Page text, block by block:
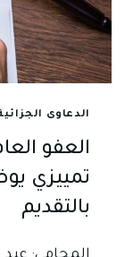
الدعاوى
العفو
تمييزي
بالتقديم